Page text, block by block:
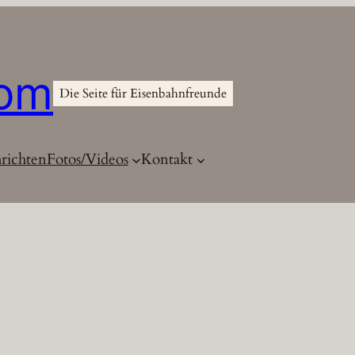
Die Seite für Eisenbahnfreunde
Fotos/Videos Kontakt